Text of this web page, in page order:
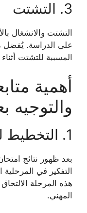
3. التشتت
التشتت والانشغال
على الدراسة. يُفضل
المسببة للتشتت
أهمية
والتوجيه
1. التخطيط للمرحلة التالية
بعد ظهور نتائج
التفكير في
هذه المرحلة
المهني.